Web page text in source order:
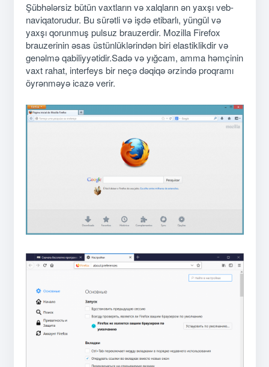
Şübhələrsiz bütün vaxtların və xalqların ən yaxşı veb-
naviqatorudur. Bu sürətli və işdə etibarlı, yüngül və
yaxşı qorunmuş pulsuz brauzerdir. Mozilla Firefox
brauzerinin əsas üstünlüklərindən biri elastiklikdir və
genəlmə qabiliyyətidir.Sadə və yığcam, amma həmçinin
vaxt rahat, interfeys bir neçə dəqiqə ərzində proqramı
öyrənməyə icazə verir.